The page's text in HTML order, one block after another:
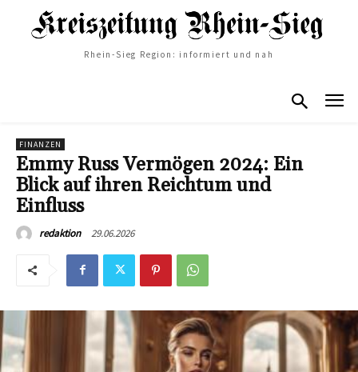
Rhein-Sieg Region: informiert und nah
FINANZEN
Emmy Russ Vermögen 2024: Ein
Blick auf ihren Reichtum und
Einfluss
redaktion 29.06.2026